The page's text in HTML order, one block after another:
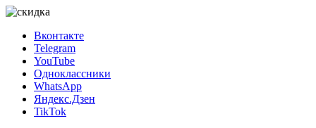
Вконтакте
Telegram
YouTube
Одноклассники
WhatsApp
Яндекс.Дзен
TikTok